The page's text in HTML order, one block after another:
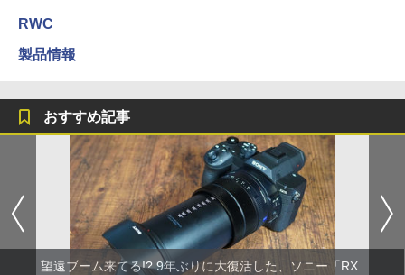
RWC
製品情報
おすすめ記事
望遠ブーム来てる!? 9年ぶりに大復活した、ソニー「RX